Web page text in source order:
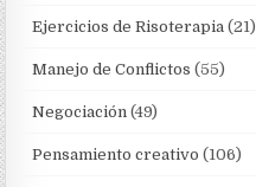
Ejercicios de Risoterapia (21)
Manejo de Conflictos (55)
Negociación (49)
Pensamiento creativo (106)